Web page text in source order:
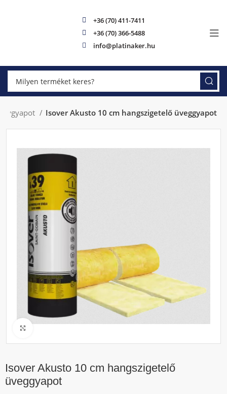
+36 (70) 411-7411
+36 (70) 366-5488
info@platinaker.hu
Isover Akusto 10 cm hangszigetelő üveggyapot
Isover Akusto 10 cm hangszigetelő
üveggyapot